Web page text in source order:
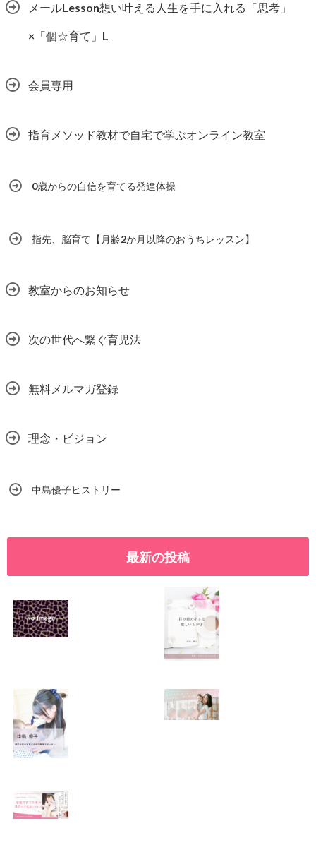
メールLesson想い叶える人生を手に入れる「思考」
×「個☆育て」L
会員専用
指育メソッド教材で自宅で学ぶオンライン教室
0歳からの自信を育てる発達体操
指先、脳育て【月齢2か月以降のおうちレッスン】
教室からのお知らせ
次の世代へ繋ぐ育児法
無料メルマガ登録
理念・ビジョン
中島優子ヒストリー
最新の投稿
2026.01.11 2026.01.08
りますように
2026.01.06